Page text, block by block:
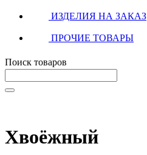
ИЗДЕЛИЯ НА ЗАКАЗ
ПРОЧИЕ ТОВАРЫ
Поиск товаров
Хвоёжный